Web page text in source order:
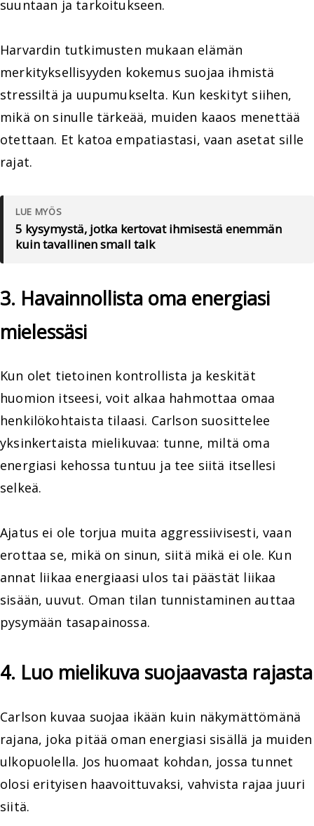
suuntaan ja tarkoitukseen.
Harvardin tutkimusten mukaan elämän
merkityksellisyyden kokemus suojaa ihmistä
stressiltä ja uupumukselta. Kun keskityt siihen,
mikä on sinulle tärkeää, muiden kaaos menettää
otettaan. Et katoa empatiastasi, vaan asetat sille
rajat.
LUE MYÖS
5 kysymystä, jotka kertovat ihmisestä enemmän
kuin tavallinen small talk
3. Havainnollista oma energiasi
mielessäsi
Kun olet tietoinen kontrollista ja keskität
huomion itseesi, voit alkaa hahmottaa omaa
henkilökohtaista tilaasi. Carlson suosittelee
yksinkertaista mielikuvaa: tunne, miltä oma
energiasi kehossa tuntuu ja tee siitä itsellesi
selkeä.
Ajatus ei ole torjua muita aggressiivisesti, vaan
erottaa se, mikä on sinun, siitä mikä ei ole. Kun
annat liikaa energiaasi ulos tai päästät liikaa
sisään, uuvut. Oman tilan tunnistaminen auttaa
pysymään tasapainossa.
4. Luo mielikuva suojaavasta rajasta
Carlson kuvaa suojaa ikään kuin näkymättömänä
rajana, joka pitää oman energiasi sisällä ja muiden
ulkopuolella. Jos huomaat kohdan, jossa tunnet
olosi erityisen haavoittuvaksi, vahvista rajaa juuri
siitä.